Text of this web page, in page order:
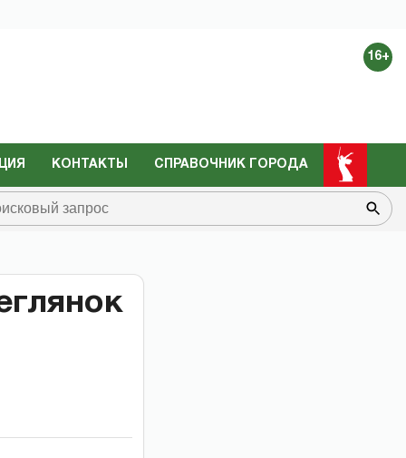
16+
КОНТАКТЫ СПРАВОЧНИК ГОРОДА